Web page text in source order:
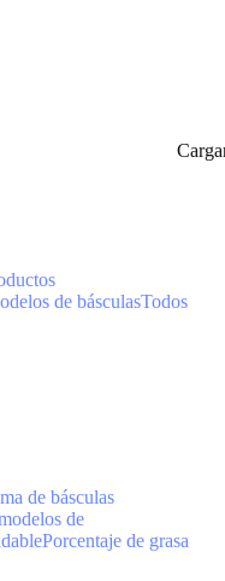
de básculasTodos
de básculas
de
Porcentaje de grasa